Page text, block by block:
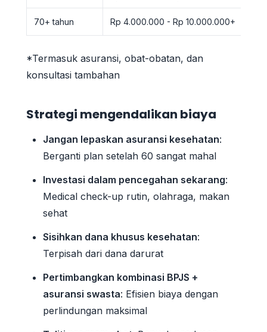
70+ tahun Rp 4.000.000 - Rp 10.000.000+
*Termasuk asuransi, obat-obatan, dan
konsultasi tambahan
Strategi mengendalikan biaya
Jangan lepaskan asuransi kesehatan:
Berganti plan setelah 60 sangat mahal
Investasi dalam pencegahan sekarang:
Medical check-up rutin, olahraga, makan
sehat
Sisihkan dana khusus kesehatan:
Terpisah dari dana darurat
Pertimbangkan kombinasi BPJS +
asuransi swasta: Efisien biaya dengan
perlindungan maksimal